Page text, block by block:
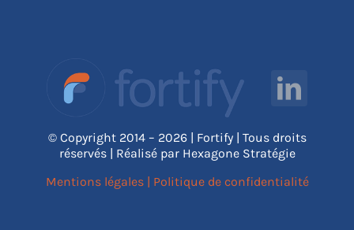
© Copyright 2014 – 2026 | Fortify | Tous droits
réservés | Réalisé par Hexagone Stratégie
Mentions légales| Politique de confidentialité